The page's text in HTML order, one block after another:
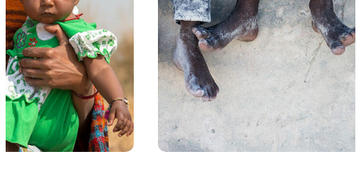
Health Care Delivery
#CHARITY